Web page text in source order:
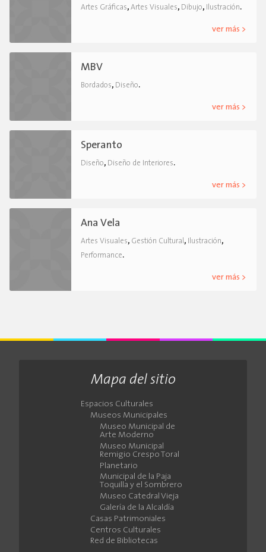
Artes Gráficas, Artes Visuales, Dibujo, Ilustración.
ver más >
MBV
Bordados, Diseño.
ver más >
Speranto
Diseño, Diseño de Interiores.
ver más >
Ana Vela
Artes Visuales, Gestión Cultural , Ilustración,
Performance.
ver más >
Mapa del sitio
Espacios Culturales
Museos Municipales
Museo Municipal de
Arte Moderno
Museo Municipal
Remigio Crespo Toral
Planetario
Municipal de la Paja
Toquilla y el Sombrero
Museo Catedral Vieja
Galería de la Alcaldía
Casas Patrimoniales
Centros Culturales
Red de Bibliotecas